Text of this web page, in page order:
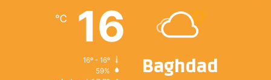
Baghdad
16
℃
59%